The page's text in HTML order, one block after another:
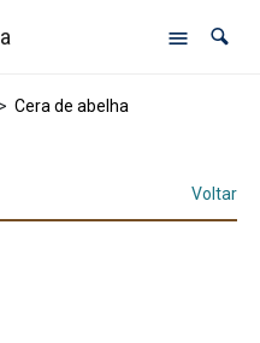
Cera de abelha
Voltar